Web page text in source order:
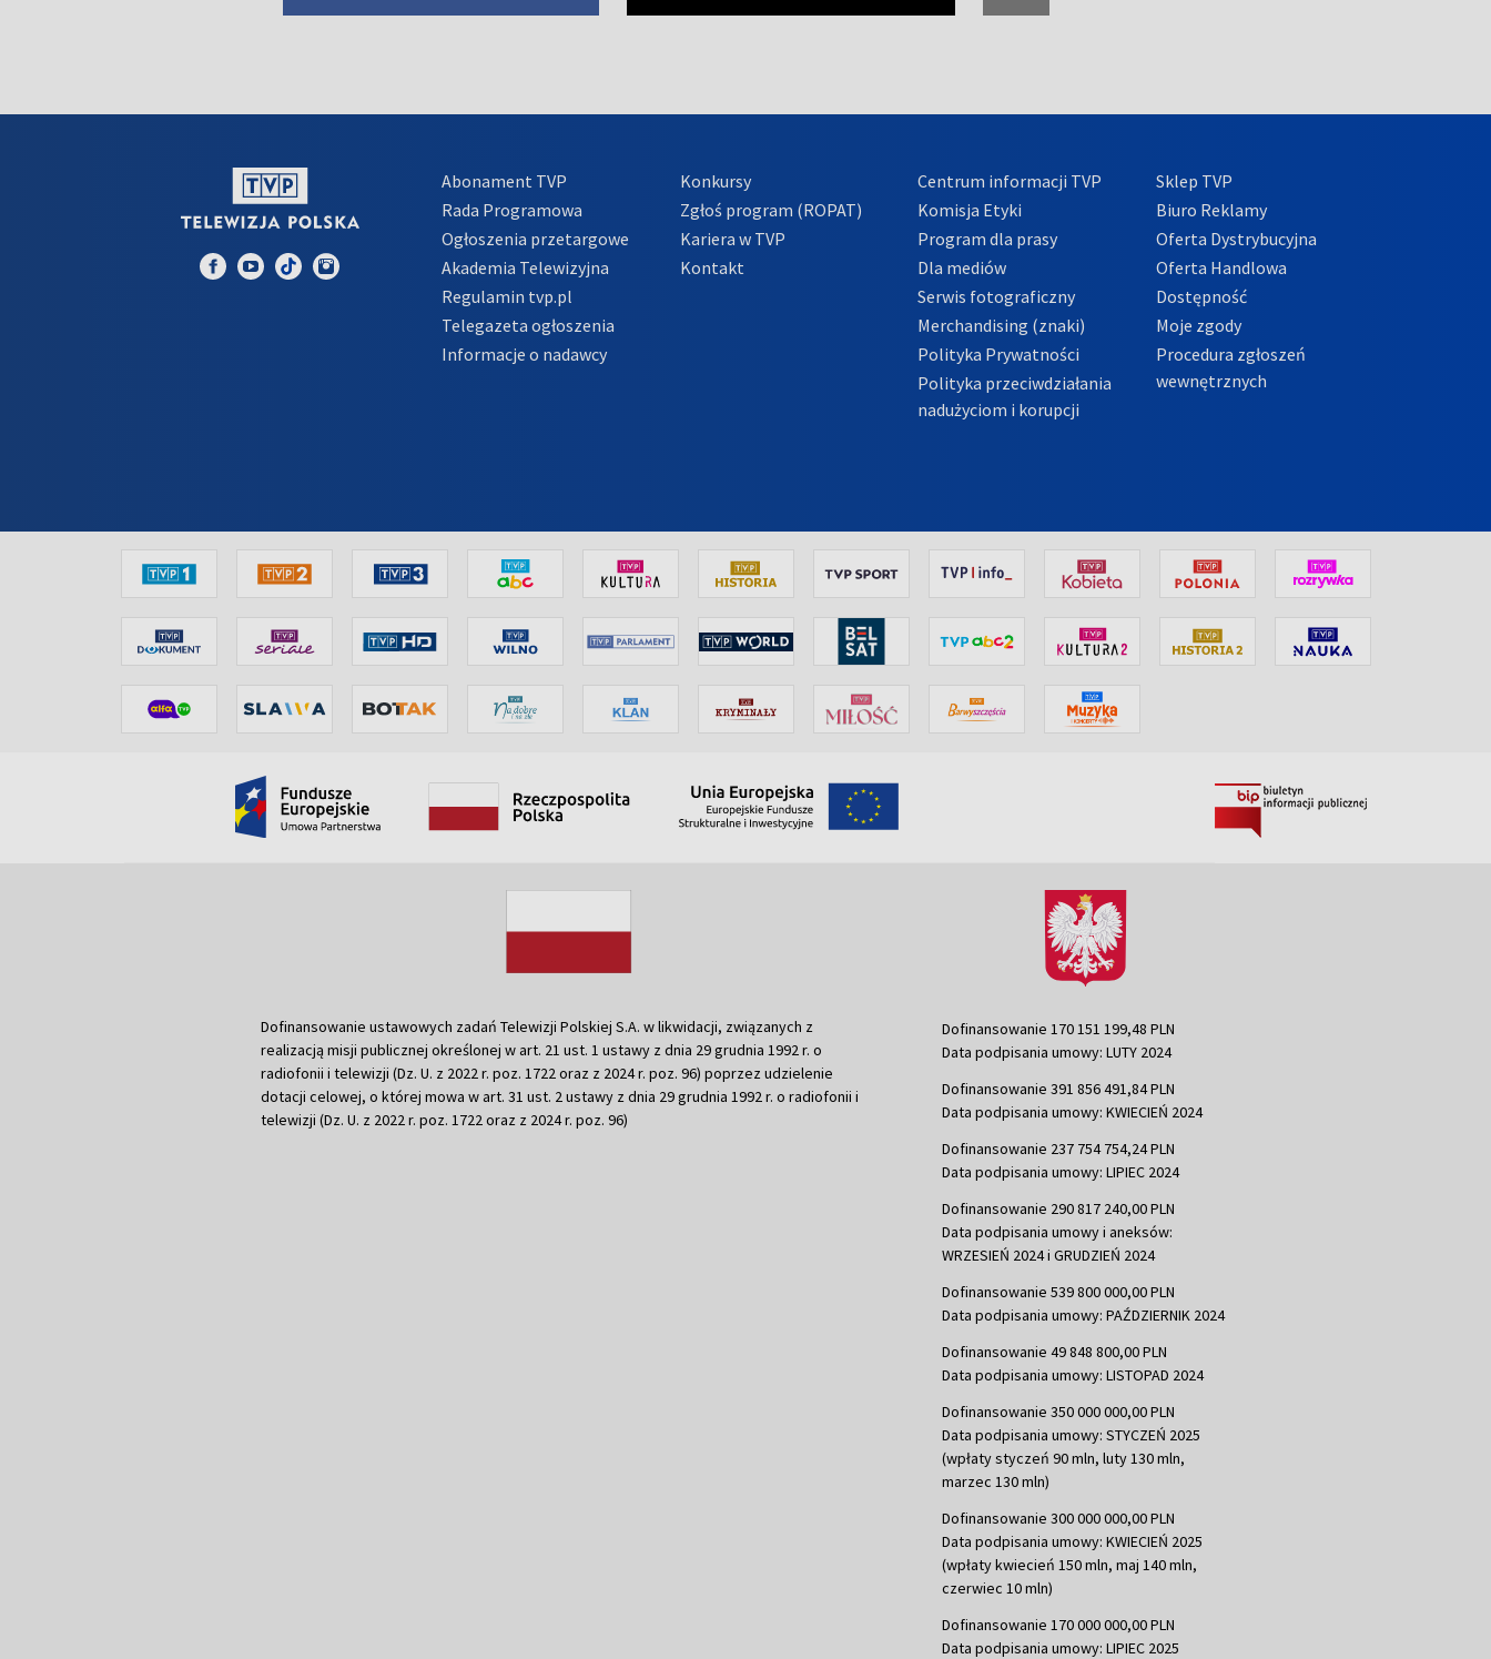
Abonament TVP
Rada Programowa
Ogłoszenia przetargowe
Akademia Telewizyjna
Regulamin tvp.pl
Telegazeta ogłoszenia
Informacje o nadawcy
Konkursy
Zgłoś program (ROPAT)
Kariera w TVP
Kontakt
Centrum informacji TVP
Komisja Etyki
Program dla prasy
Dla mediów
Serwis fotograficzny
Merchandising (znaki)
Polityka Prywatności
Polityka przeciwdziałania
nadużyciom i korupcji
Sklep TVP
Biuro Reklamy
Oferta Dystrybucyjna
Oferta Handlowa
Dostępność
Moje zgody
Procedura zgłoszeń
wewnętrznych
Dofinansowanie ustawowych zadań Telewizji Polskiej S.A. w likwidacji, związanych z
realizacją misji publicznej określonej w art. 21 ust. 1 ustawy z dnia 29 grudnia 1992 r. o
radiofonii i telewizji (Dz. U. z 2022 r. poz. 1722 oraz z 2024 r. poz. 96) poprzez udzielenie
dotacji celowej, o której mowa w art. 31 ust. 2 ustawy z dnia 29 grudnia 1992 r. o radiofonii i
telewizji (Dz. U. z 2022 r. poz. 1722 oraz z 2024 r. poz. 96)
Dofinansowanie 170 151 199,48 PLN
Data podpisania umowy: LUTY 2024
Dofinansowanie 391 856 491,84 PLN
Data podpisania umowy: KWIECIEŃ 2024
Dofinansowanie 237 754 754,24 PLN
Data podpisania umowy: LIPIEC 2024
Dofinansowanie 290 817 240,00 PLN
Data podpisania umowy i aneksów:
WRZESIEŃ 2024 i GRUDZIEŃ 2024
Dofinansowanie 539 800 000,00 PLN
Data podpisania umowy: PAŹDZIERNIK 2024
Dofinansowanie 49 848 800,00 PLN
Data podpisania umowy: LISTOPAD 2024
Dofinansowanie 350 000 000,00 PLN
Data podpisania umowy: STYCZEŃ 2025
(wpłaty styczeń 90 mln, luty 130 mln,
marzec 130 mln)
Dofinansowanie 300 000 000,00 PLN
Data podpisania umowy: KWIECIEŃ 2025
(wpłaty kwiecień 150 mln, maj 140 mln,
czerwiec 10 mln)
Dofinansowanie 170 000 000,00 PLN
Data podpisania umowy: LIPIEC 2025